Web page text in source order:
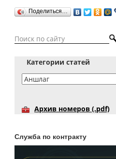
Поделиться…
Категории статей
Архив номеров (.pdf)
Служба по контракту